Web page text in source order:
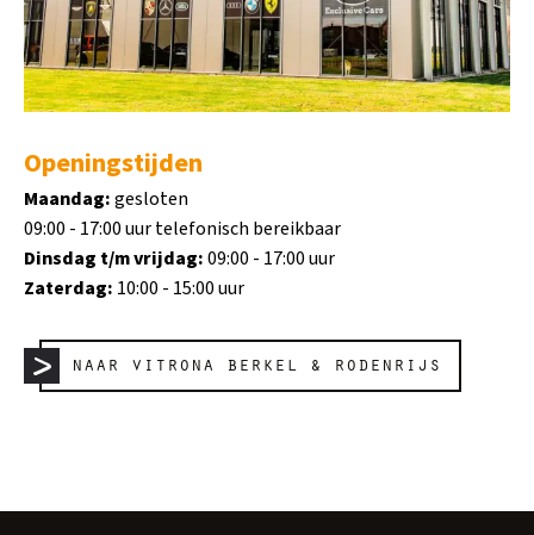
Openingstijden
Maandag:gesloten
09:00 - 17:00 uur telefonisch bereikbaar
Dinsdag t/m vrijdag:09:00 - 17:00 uur
Zaterdag: 10:00 - 15:00 uur
naar vitrona berkel & rodenrijs